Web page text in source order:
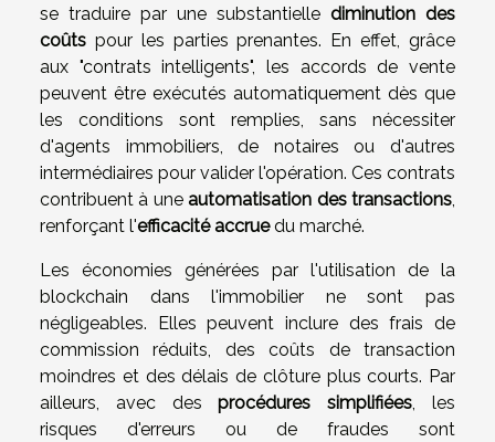
se traduire par une substantielle diminution des
coûts pour les parties prenantes. En effet, grâce
aux "contrats intelligents", les accords de vente
peuvent être exécutés automatiquement dès que
les conditions sont remplies, sans nécessiter
d'agents immobiliers, de notaires ou d'autres
intermédiaires pour valider l'opération. Ces contrats
contribuent à une automatisation des transactions,
renforçant l'efficacité accruedu marché.
Les économies générées par l'utilisation de la
blockchain dans l'immobilier ne sont pas
négligeables. Elles peuvent inclure des frais de
commission réduits, des coûts de transaction
moindres et des délais de clôture plus courts. Par
ailleurs, avec desprocédures simplifiées, les
risques d'erreurs ou de fraudes sont